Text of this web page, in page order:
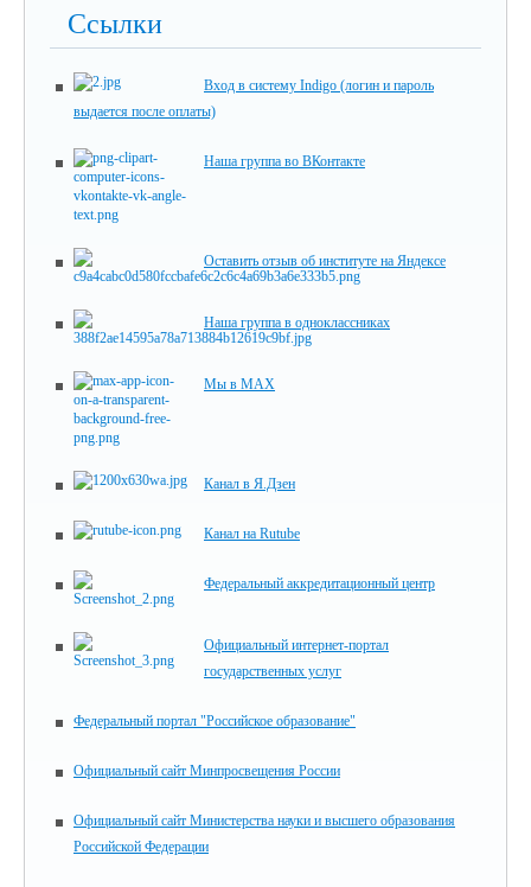
Ссылки
Вход в систему Indigo (логин и пароль
выдается после оплаты)
Наша группа во ВКонтакте
Оставить отзыв об институте на Яндексе
Наша группа в одноклассниках
Мы в MAX
Канал в Я.Дзен
Канал на Rutube
Федеральный аккредитационный центр
Официальный интернет-портал
государственных услуг
Федеральный портал "Российское образование"
Официальный сайт Минпросвещения России
Официальный сайт Министерства науки и высшего образования
Российской Федерации